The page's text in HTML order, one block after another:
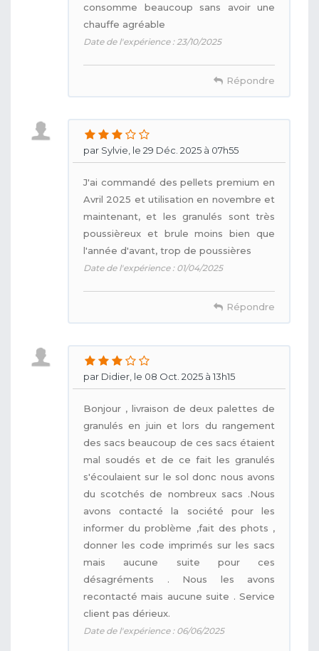
consomme beaucoup sans avoir une
chauffe agréable
Date de l'expérience : 23/10/2025
Répondre
par Sylvie, le 29 Déc. 2025 à 07h55
J'ai commandé des pellets premium en
Avril 2025 et utilisation en novembre et
maintenant, et les granulés sont très
poussièreux et brule moins bien que
l'année d'avant, trop de poussières
Date de l'expérience : 01/04/2025
Répondre
par Didier, le 08 Oct. 2025 à 13h15
Bonjour , livraison de deux palettes de
granulés en juin et lors du rangement
des sacs beaucoup de ces sacs étaient
mal soudés et de ce fait les granulés
s'écoulaient sur le sol donc nous avons
du scotchés de nombreux sacs .Nous
avons contacté la société pour les
informer du problème ,fait des phots ,
donner les code imprimés sur les sacs
mais aucune suite pour ces
désagréments . Nous les avons
recontacté mais aucune suite . Service
client pas dérieux.
Date de l'expérience : 06/06/2025